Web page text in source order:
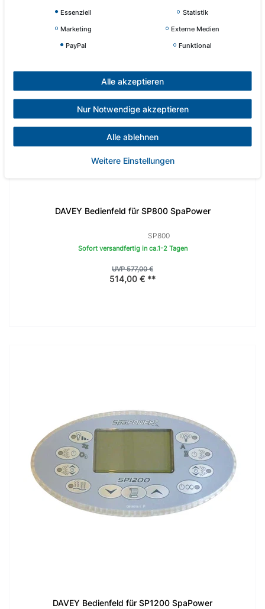
DAVEY Bedienfeld für SP800 SpaPower
SP800
Sofort versandfertig in ca.1-2 Tagen
UVP 577,00 €
514,00 € **
DAVEY Bedienfeld für SP1200 SpaPower
Essenziell
Statistik
Marketing
Externe Medien
PayPal
Funktional
Alle akzeptieren
Nur Notwendige akzeptieren
Alle ablehnen
Weitere Einstellungen